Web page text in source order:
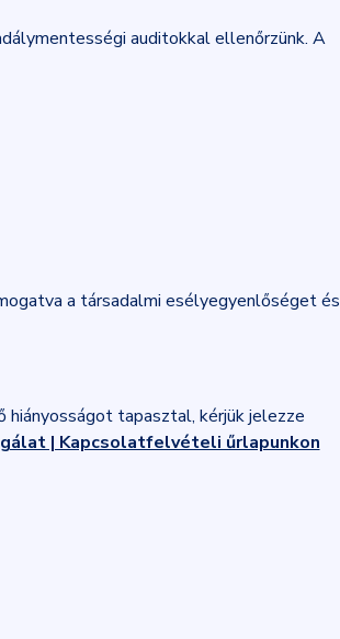
auditokkal ellenőrzünk. A
a társadalmi esélyegyenlőséget és
hiányosságot tapasztal, kérjük jelezze
| Kapcsolatfelvételi űrlapunkon